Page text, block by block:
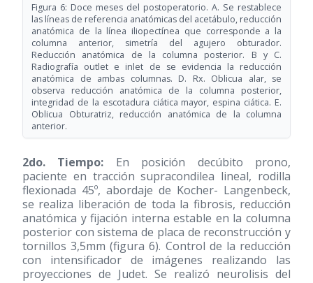
Figura 6: Doce meses del postoperatorio. A. Se restablece
las líneas de referencia anatómicas del acetábulo, reducción
anatómica de la línea iliopectínea que corresponde a la
columna anterior, simetría del agujero obturador.
Reducción anatómica de la columna posterior. B y C.
Radiografía outlet e inlet de se evidencia la reducción
anatómica de ambas columnas. D. Rx. Oblicua alar, se
observa reducción anatómica de la columna posterior,
integridad de la escotadura ciática mayor, espina ciática. E.
Oblicua Obturatriz, reducción anatómica de la columna
anterior.
2do. Tiempo: En posición decúbito prono,
paciente en tracción supracondilea lineal, rodilla
flexionada 45º, abordaje de Kocher- Langenbeck,
se realiza liberación de toda la fibrosis, reducción
anatómica y fijación interna estable en la columna
posterior con sistema de placa de reconstrucción y
tornillos 3,5mm (figura 6). Control de la reducción
con intensificador de imágenes realizando las
proyecciones de Judet. Se realizó neurolisis del